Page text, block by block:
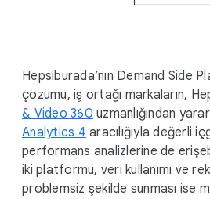
Hepsiburada’nın Demand Side
çözümü, iş ortağı markaların,
& Video 360 uzmanlığından
Analytics 4 aracılığıyla değerli
performans analizlerine de
iki platformu, veri kullanımı ve
problemsiz şekilde sunması ise